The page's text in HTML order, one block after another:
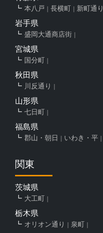
本八戸 長横町 新町通り
岩手県
盛岡大通商店街
宮城県
国分町
秋田県
川反通り
山形県
七日町
福島県
郡山・朝日 いわき・平
関東
茨城県
大工町
栃木県
オリオン通り 泉町